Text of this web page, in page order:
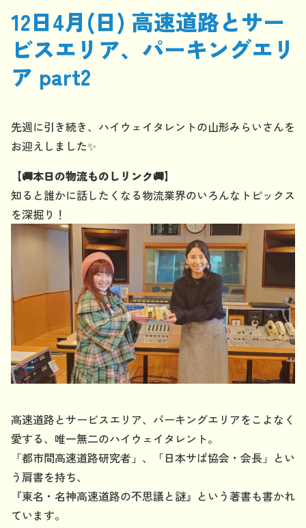
12日4月(日) 高速道路とサー
ビスエリア、パーキングエリ
ア part2
先週に引き続き、ハイウェイタレントの山形みらいさんを
お迎えしました✨
【🚚本日の物流ものしリンク🚚】
知ると誰かに話したくなる物流業界のいろんなトピックス
を深掘り！
高速道路とサービスエリア、パーキングエリアをこよなく
愛する、唯一無二のハイウェイタレント。
「都市間高速道路研究者」、「日本サぱ協会・会長」とい
う肩書を持ち、
『東名・名神高速道路の不思議と謎』という著書も書かれ
ています。